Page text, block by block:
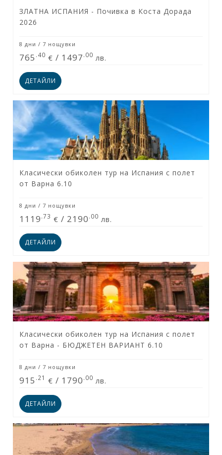
ЗЛАТНА ИСПАНИЯ - Почивка в Коста Дорада
2026
8 дни / 7 нощувки
765 .40 € / 1497.00 лв.
ДЕТАЙЛИ
Класически обиколен тур на Испания с полет
от Варна 6.10
8 дни / 7 нощувки
1119.73 € / 2190.00 лв.
ДЕТАЙЛИ
Класически обиколен тур на Испания с полет
от Варна - БЮДЖЕТЕН ВАРИАНТ 6.10
8 дни / 7 нощувки
915 .21 € / 1790.00 лв.
ДЕТАЙЛИ